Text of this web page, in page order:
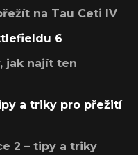
na Tau Ceti IV
6
jak najít ten
a triky pro přežití
2 – tipy a triky